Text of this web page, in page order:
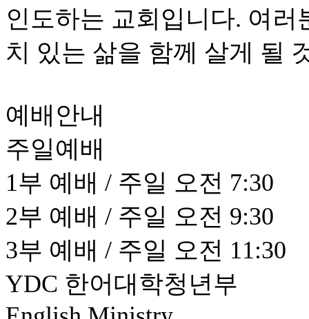
인도하는 교회입니다. 여
치 있는 삶을 함께 살게 될
예배안내
주일예배
1부 예배 / 주일 오전 7:30
2부 예배 / 주일 오전 9:30
3부 예배 / 주일 오전 11:30
YDC 한어대학청년부